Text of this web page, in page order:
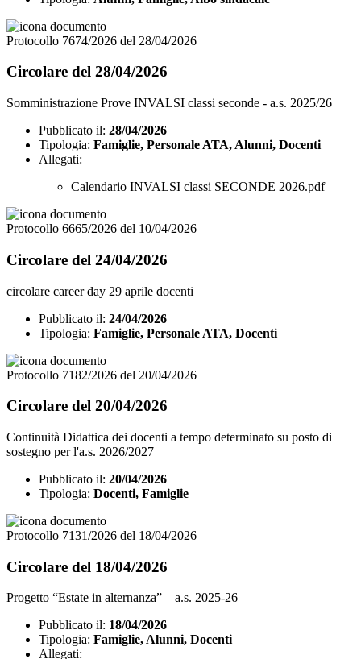
Protocollo 7674/2026 del 28/04/2026
Circolare del 28/04/2026
Somministrazione Prove INVALSI classi seconde - a.s. 2025/26
Pubblicato il: 28/04/2026
Tipologia: Famiglie, Personale ATA, Alunni, Docenti
Allegati:
Calendario INVALSI classi SECONDE 2026.pdf
Protocollo 6665/2026 del 10/04/2026
Circolare del 24/04/2026
circolare career day 29 aprile docenti
Pubblicato il: 24/04/2026
Tipologia: Famiglie, Personale ATA, Docenti
Protocollo 7182/2026 del 20/04/2026
Circolare del 20/04/2026
Continuità Didattica dei docenti a tempo determinato su posto di
sostegno per l'a.s. 2026/2027
Pubblicato il: 20/04/2026
Tipologia: Docenti, Famiglie
Protocollo 7131/2026 del 18/04/2026
Circolare del 18/04/2026
Progetto “Estate in alternanza” – a.s. 2025-26
Pubblicato il: 18/04/2026
Tipologia: Famiglie, Alunni, Docenti
Allegati: